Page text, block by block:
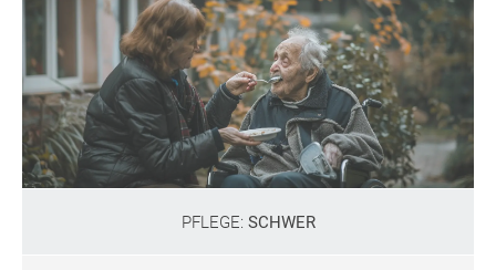
PFLEGE: SCHWER